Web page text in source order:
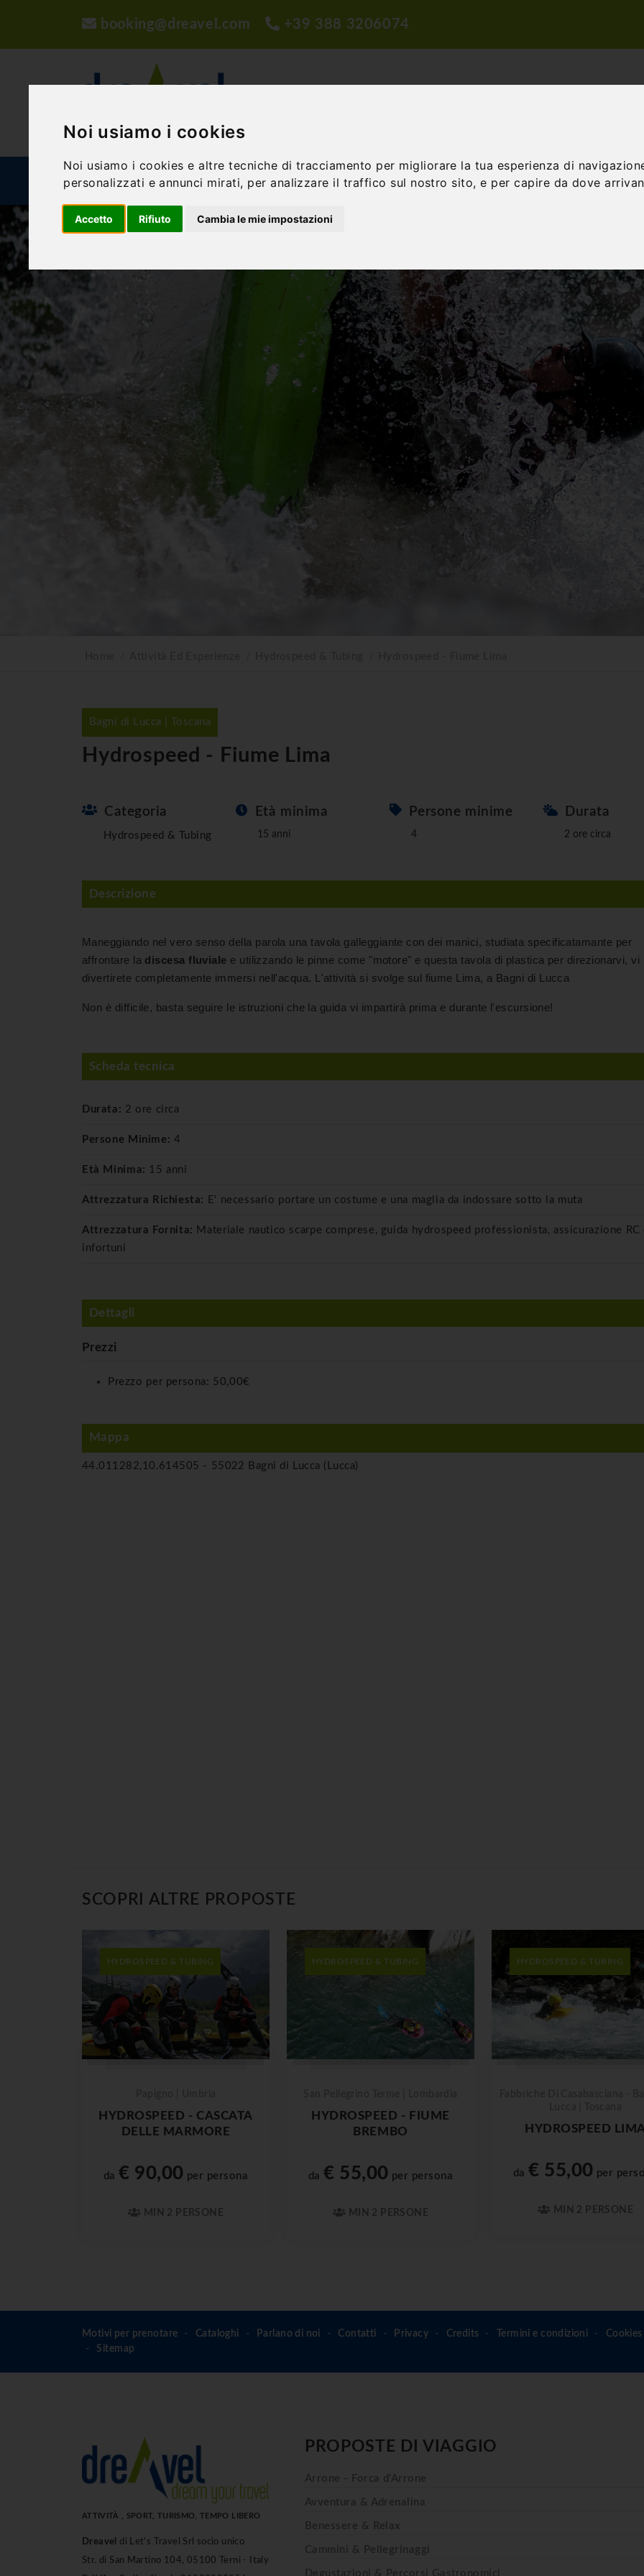
Noi usiamo i cookies
Noi usiamo i cookies e altre tecniche di tracciamento per migliorare la tua esperienza di
personalizzati e annunci mirati, per analizzare il traffico sul nostro sito, e per capire da dove
Accetto Rifiuto Cambia le mie impostazioni
booking@dreavel.com +39 388 3206074
ATTIVITÀ ED ESPERIENZE STRUTTURE PROPOSTE DI VIAGGIO PROPOSTE DIDATTICHE INCENTIVE E
Bagni di Lucca | Toscana
Hydrospeed - Fiume Lima
Categoria
Hydrospeed & Tubing
Età minima
15 anni
Persone minime
4
Durata
2 ore circa
Descrizione
Maneggiando nel vero senso della parola una tavola galleggiante con dei manici, studiata specificatamante per
affrontare la discesa fluviale e utilizzando le pinne come "motore" e questa tavola di plastica per direzionarvi, vi
divertirete completamente immersi nell'acqua. L'attività si svolge sul fiume Lima, a Bagni di Lucca
Non è difficile, basta seguire le istruzioni che la guida vi impartirà prima e durante l'escursione!
Scheda tecnica
Durata: 2 ore circa
Persone Minime: 4
Età Minima: 15 anni
Attrezzatura Richiesta: E' necessario portare un costume e una maglia da indossare sotto la muta
Attrezzatura Fornita: Materiale nautico scarpe comprese, guida hydrospeed professionista, assicurazione RC
infortuni
Dettagli
Prezzi
Prezzo per persona: 50,00€
Mappa
44.011282,10.614505 - 55022 Bagni di Lucca (Lucca)
SCOPRI ALTRE PROPOSTE
HYDROSPEED & TUBING
HYDROSPEED - CASCATA
DELLE MARMORE
da€ 90,00 per persona
MIN 2 PERSONE
HYDROSPEED & TUBING
HYDROSPEED - FIUME
BREMBO
da€ 55,00 per persona
MIN 2 PERSONE
HYDROSPEED & TUBING
HYDROSPEED
da€ 55,00 per
MIN 2 PERSONE
Motivi per prenotare Cataloghi Parlano di noi Contatti Privacy Credits Termini e condizioni
Sitemap
ATTIVITÀ , SPORT, TURISMO, TEMPO LIBERO
Dreavel
di Let's Travel Srl socio unico
Str. di San Martino 104, 05100 Terni - Italy
PROPOSTE DI VIAGGIO
Arrone - Forca d'Arrone
Avventura & Adrenalina
Benessere & Relax
Cammini & Pellegrinaggi
Degustazioni & Percorsi Gastronomici